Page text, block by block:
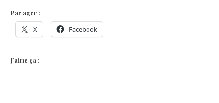
Partager :
X Facebook
J’aime ça :